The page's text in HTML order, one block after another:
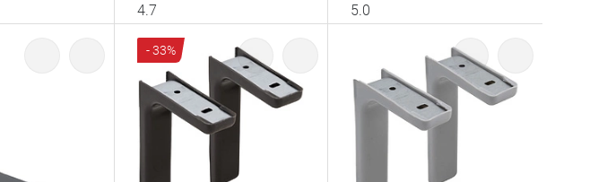
4.7 5.0
- 33%